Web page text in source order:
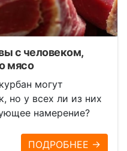
с человеком,
мясо
могут
но у всех ли из них
намерение?
ПОДРОБНЕЕ →